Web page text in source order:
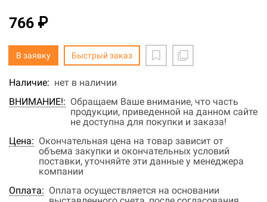
766 ₽
В заявку Быстрый заказ
Наличие: нет в наличии
ВНИМАНИЕ!: Обращаем Ваше внимание, что часть
продукции, приведенной на данном сайте
не доступна для покупки и заказа!
Цена: Окончательная цена на товар зависит от
объема закупки и окончательных условий
поставки, уточняйте эти данные у менеджера
компании
Оплата: Оплата осуществляется на основании